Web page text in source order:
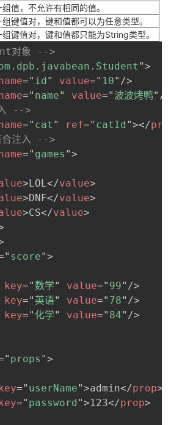
值，不允许有相同的值。
键值对，键和值都可以为任意类型。
键值对，键和值都只能为String类型。
对象 -->
">
=" id " value=" 10" />
=" name" value=" 波波烤鸭" />
-->
=" cat " ref=" catId "></
注入 -->
=" games ">
>LOL</value>
>DNF</value>
>CS</value>
" score">
key="数学" value=" 99" />
key=" 英语" value=" 78" />
key=" 化学" value=" 84" />
" props ">
=" userName">admin</prop>
=" password ">123</prop>